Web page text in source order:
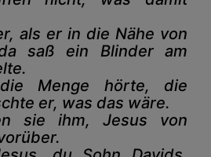
als er in die Nähe von
saß ein Blinder am
Menge hörte, die
er, was das wäre.
sie ihm, Jesus von